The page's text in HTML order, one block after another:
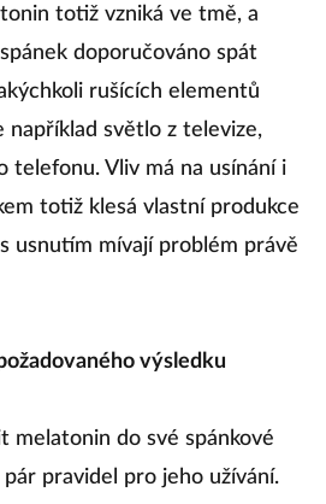
totiž vzniká ve tmě, a
doporučováno spát
rušících elementů
například světlo z televize,
telefonu. Vliv má na usínání i
totiž klesá vlastní produkce
usnutím mívají problém právě
výsledku
melatonin do své spánkové
pravidel pro jeho užívání.